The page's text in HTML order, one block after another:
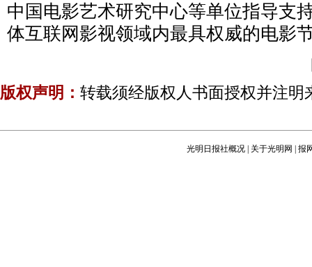
中国电影艺术研究中心等单位指导支
体互联网影视领域内最具权威的电影
版权声明： 转载须经版权人书面授权并注明
光明日报社概况 关于光明网 报